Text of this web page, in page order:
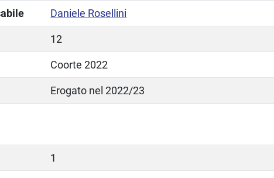
Daniele Rosellini
12
Coorte 2022
Erogato nel 2022/23
1